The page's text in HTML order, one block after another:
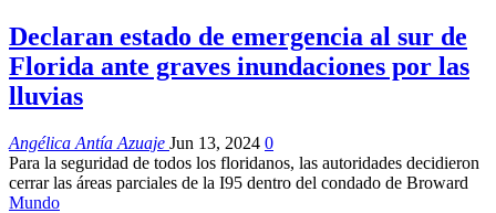
Declaran estado de emergencia al sur de
Florida ante graves inundaciones por las
lluvias
Angélica Antía Azuaje Jun 13, 2024 0
Para la seguridad de todos los floridanos, las autoridades decidieron
cerrar las áreas parciales de la I95 dentro del condado de Broward
Mundo